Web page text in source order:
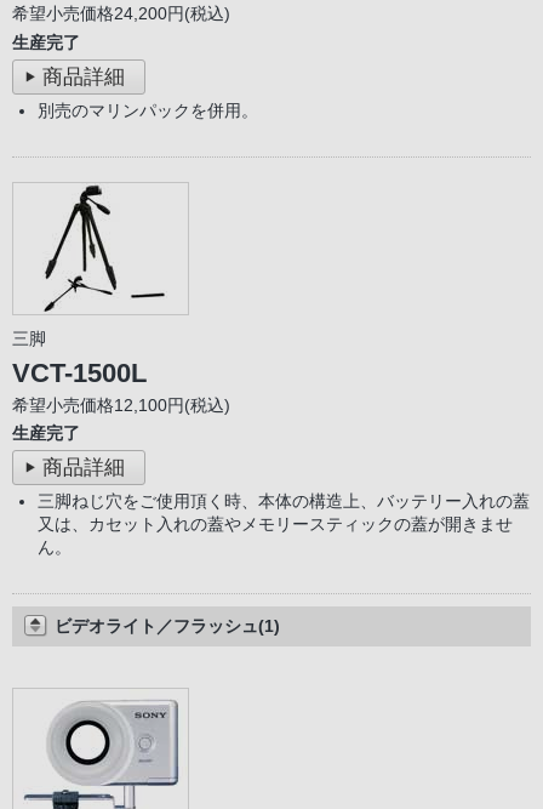
希望小売価格24,200円(税込)
生産完了
商品詳細
別売のマリンパックを併用。
三脚
VCT-1500L
希望小売価格12,100円(税込)
生産完了
商品詳細
三脚ねじ穴をご使用頂く時、本体の構造上、バッテリー入れの蓋
又は、カセット入れの蓋やメモリースティックの蓋が開きませ
ん。
ビデオライト／フラッシュ(1)